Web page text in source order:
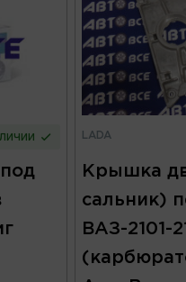
LADA
Крышка
сальник)
ВАЗ-2101-